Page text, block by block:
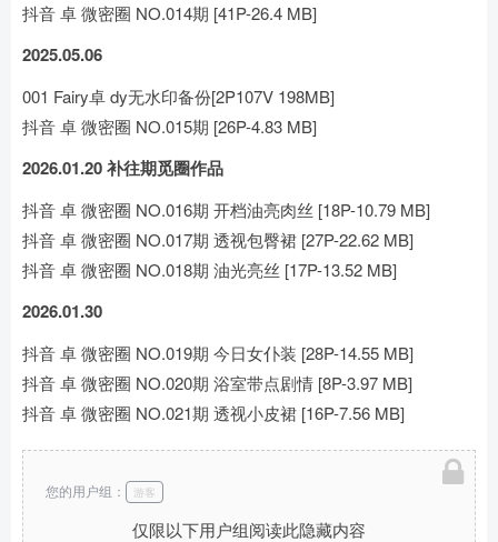
抖音 卓 微密圈 NO.014期 [41P-26.4 MB]
2025.05.06
001 Fairy卓 dy无水印备份[2P107V 198MB]
抖音 卓 微密圈 NO.015期 [26P-4.83 MB]
2026.01.20 补往期觅圈作品
抖音 卓 微密圈 NO.016期 开档油亮肉丝 [18P-10.79 MB]
抖音 卓 微密圈 NO.017期 透视包臀裙 [27P-22.62 MB]
抖音 卓 微密圈 NO.018期 油光亮丝 [17P-13.52 MB]
2026.01.30
抖音 卓 微密圈 NO.019期 今日女仆装 [28P-14.55 MB]
抖音 卓 微密圈 NO.020期 浴室带点剧情 [8P-3.97 MB]
抖音 卓 微密圈 NO.021期 透视小皮裙 [16P-7.56 MB]
仅限以下用户组阅读此隐藏内容
您的用户组： 游客